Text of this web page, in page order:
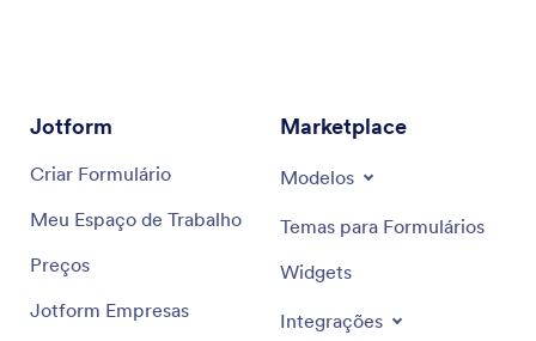
Jotform
Cadastre-se
Criar Formulário
Meu Espaço de Trabalho
Preços
Marketplace
Modelos
Temas para Formulários
Widgets
Integrações